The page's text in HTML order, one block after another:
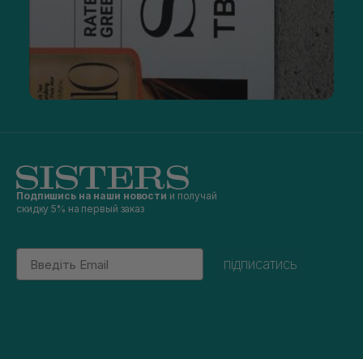
Подпишись на наши новости и получай
скидку 5% на первый заказ
Email
підписатись